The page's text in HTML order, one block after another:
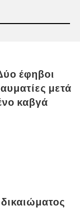
έφηβοι
μετά
καβγά